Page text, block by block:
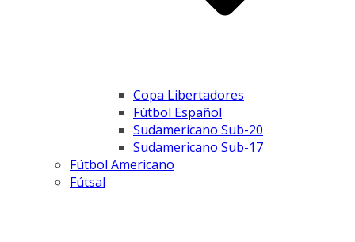
Copa Libertadores
Fútbol Español
Sudamericano Sub-20
Sudamericano Sub-17
Fútbol Americano
Fútsal